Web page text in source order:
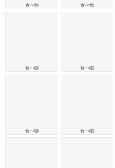
食べ物
食べ物
食べ物
食べ物
食べ物
食べ物